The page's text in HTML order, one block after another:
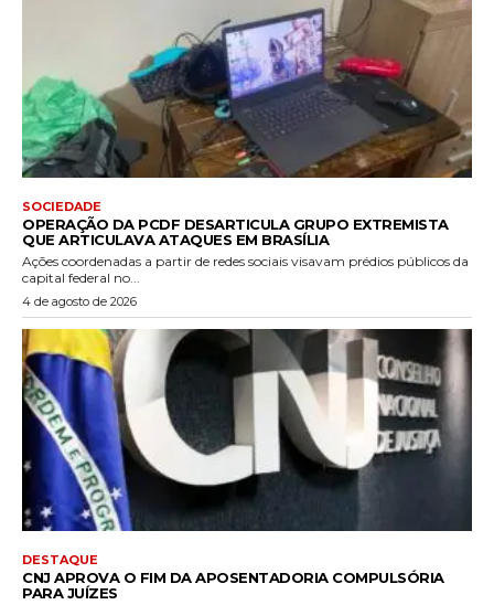
SOCIEDADE
OPERAÇÃO DA PCDF DESARTICULA GRUPO EXTREMISTA
QUE ARTICULAVA ATAQUES EM BRASÍLIA
Ações coordenadas a partir de redes sociais visavam prédios públicos da
capital federal no...
4 de agosto de 2026
DESTAQUE
CNJ APROVA O FIM DA APOSENTADORIA COMPULSÓRIA
PARA JUÍZES